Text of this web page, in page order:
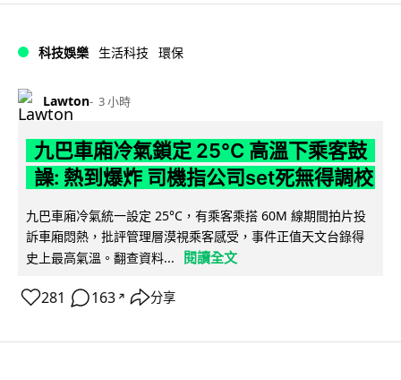
科技娛樂 生活科技 環保
Lawton 3 小時
九巴車廂冷氣鎖定 25°C 高溫下乘客鼓
譟: 熱到爆炸 司機指公司set死無得調校
九巴車廂冷氣統一設定 25°C，有乘客乘搭 60M 線期間拍片投
訴車廂悶熱，批評管理層漠視乘客感受，事件正值天文台錄得
史上最高氣溫。翻查資料...
閱讀全文
281 163 ↗ 分享